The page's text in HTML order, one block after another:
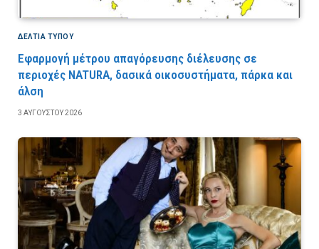
ΔΕΛΤΙΑ ΤΥΠΟΥ
Εφαρμογή μέτρου απαγόρευσης διέλευσης σε
περιοχές NATURA, δασικά οικοσυστήματα, πάρκα και
άλση
3 ΑΥΓΟΎΣΤΟΥ 2026